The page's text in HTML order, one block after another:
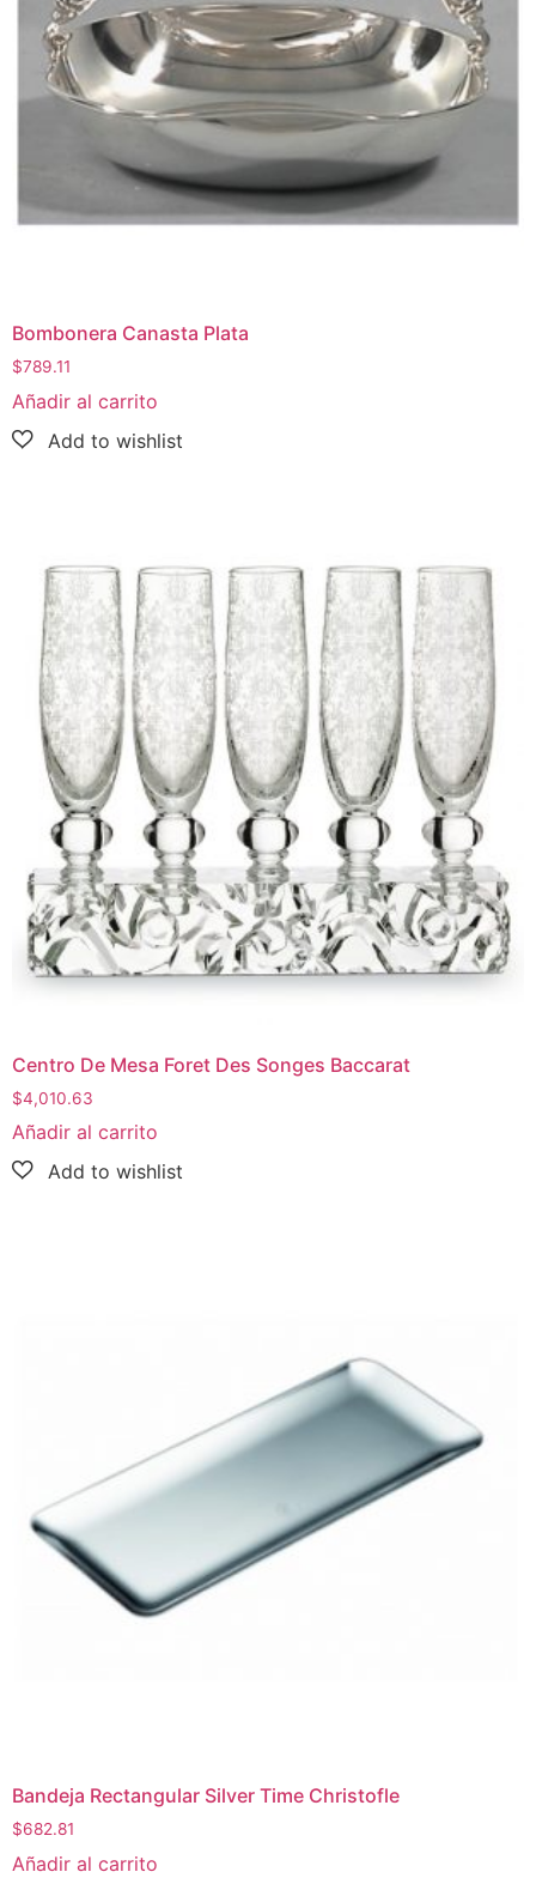
Bombonera Canasta Plata
$789.11
Añadir al carrito
Centro De Mesa Foret Des Songes Baccarat
$4,010.63
Añadir al carrito
Bandeja Rectangular Silver Time Christofle
$682.81
Añadir al carrito